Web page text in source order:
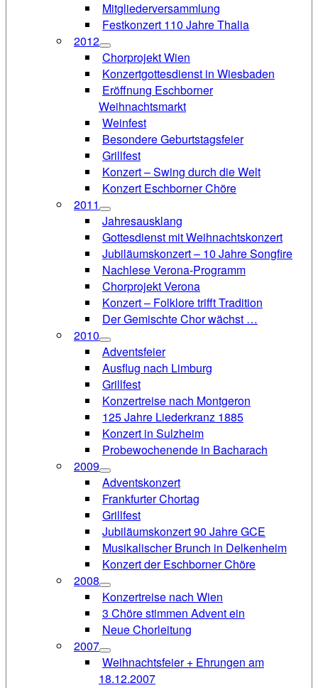
Mitgliederversammlung
Festkonzert 110 Jahre Thalia
2012
Chorprojekt Wien
Konzertgottesdienst in Wiesbaden
Eröffnung Eschborner
Weihnachtsmarkt
Weinfest
Besondere Geburtstagsfeier
Grillfest
Konzert – Swing durch die Welt
Konzert Eschborner Chöre
2011
Jahresausklang
Gottesdienst mit Weihnachtskonzert
Jubiläumskonzert – 10 Jahre Songfire
Nachlese Verona-Programm
Chorprojekt Verona
Konzert – Folklore trifft Tradition
Der Gemischte Chor wächst …
2010
Adventsfeier
Ausflug nach Limburg
Grillfest
Konzertreise nach Montgeron
125 Jahre Liederkranz 1885
Konzert in Sulzheim
Probewochenende in Bacharach
2009
Adventskonzert
Frankfurter Chortag
Grillfest
Jubiläumskonzert 90 Jahre GCE
Musikalischer Brunch in Delkenheim
Konzert der Eschborner Chöre
2008
Konzertreise nach Wien
3 Chöre stimmen Advent ein
Neue Chorleitung
2007
Weihnachtsfeier + Ehrungen am
18.12.2007